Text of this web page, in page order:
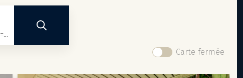
Acheter, Prix <= 98000000, <= 45 pièces, <= 30 chambres, <= 101233 m², <= 3000000 m²
Carte fermée